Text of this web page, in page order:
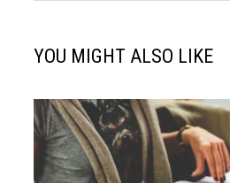
YOU MIGHT ALSO LIKE